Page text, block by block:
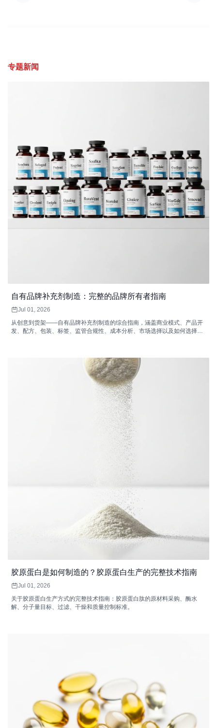
专题新闻
自有品牌补充剂制造：完整的品牌所有者指南
Jul 01, 2026
从创意到货架——自有品牌补充剂制造的综合指南，涵盖商业模式、产品开
发、配方、包装、标签、监管合规性、成本分析、市场选择以及如何选择合
胶原蛋白是如何制造的？胶原蛋白生产的完整技术指南
Jul 01, 2026
关于胶原蛋白生产方式的完整技术指南：胶原蛋白肽的原材料采购、酶水
解、分子量目标、过滤、干燥和质量控制标准。